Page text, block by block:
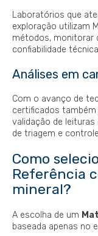
Laboratórios que
exploração utilizam
métodos, monitorar
confiabilidade
Análises em
Com o avanço de
certificados também
validação de
de triagem e
Como
Referência
mineral?
A escolha de um
baseada apenas no